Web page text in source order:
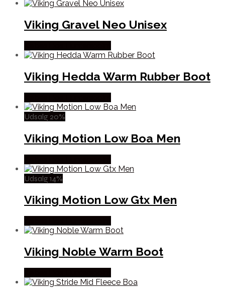
Viking Gravel Neo Unisex
Viking Hedda Warm Rubber Boot
Udsalg 20%
Viking Motion Low Boa Men
Udsalg 14%
Viking Motion Low Gtx Men
Viking Noble Warm Boot